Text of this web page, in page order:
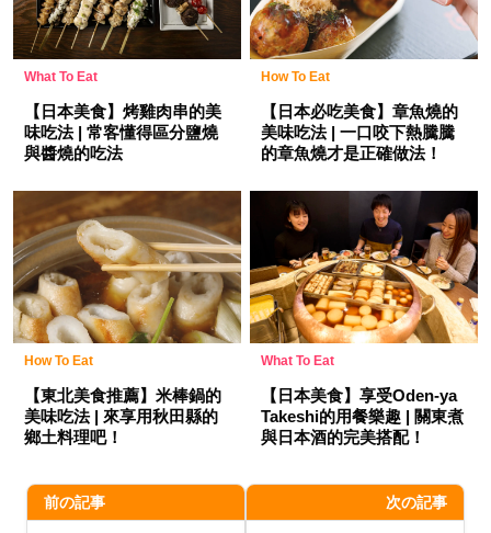
What To Eat
【日本美食】烤雞肉串的美
味吃法 | 常客懂得區分鹽燒
與醬燒的吃法
How To Eat
【日本必吃美食】章魚燒的
美味吃法 | 一口咬下熱騰騰
的章魚燒才是正確做法！
How To Eat
【東北美食推薦】米棒鍋的
美味吃法 | 來享用秋田縣的
鄉土料理吧！
What To Eat
【日本美食】享受Oden-ya
Takeshi的用餐樂趣 | 關東煮
與日本酒的完美搭配！
前の記事 次の記事